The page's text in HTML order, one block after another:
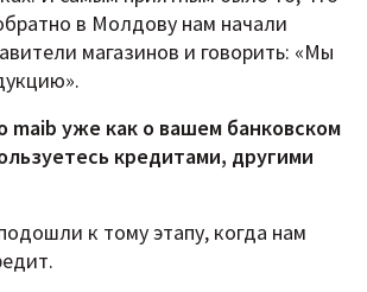
в Молдову нам начали
магазинов и говорить: «Мы
maib уже как о вашем банковском
кредитами, другими
к тому этапу, когда нам